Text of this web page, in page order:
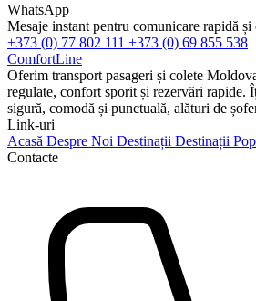
WhatsApp
Mesaje instant pentru comunicare rapidă și
+373 (0) 77 802 111 +373 (0) 69 855 538
ComfortLine
Oferim transport pasageri și colete
regulate, confort sporit și rezervări rapide.
sigură, comodă și punctuală, alături de
Link-uri
Acasă Despre Noi Destinații Destinații
Contacte